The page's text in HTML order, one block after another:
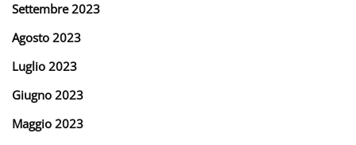
Settembre 2023
Agosto 2023
Luglio 2023
Giugno 2023
Maggio 2023